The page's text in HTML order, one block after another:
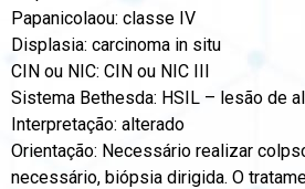
Papanicolaou: classe IV
Displasia: carcinoma in situ
CIN ou NIC: CIN ou NIC III
Sistema Bethesda: HSIL – lesão de
Interpretação: alterado
Orientação: Necessário realizar
necessário, biópsia dirigida. O